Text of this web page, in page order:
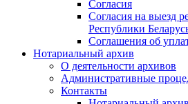
Согласия
Согласия на выезд
Республики
Соглашения об
Нотариальный архив
О деятельности архивов
Административные
Контакты